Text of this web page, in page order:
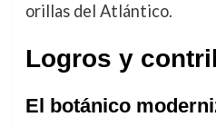
orillas del Atlántico.
Logros y
El botánico